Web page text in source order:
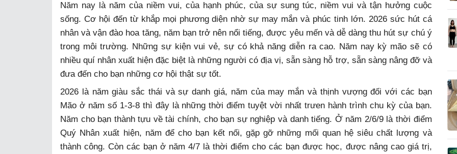
Năm nay là năm của niềm vui, của hạnh phúc, của sự sung túc, niềm vui và tận hưởng cuộc
sống. Cơ hội đến từ khắp mọi phương diện nhờ sự may mắn và phúc tinh lớn. 2026 sức hút cá
nhân và vận đào hoa tăng, năm bạn trở nên nổi tiếng, được yêu mến và dễ dàng thu hút sự chú ý
trong môi trường. Những sự kiện vui vẻ, sự có khả năng diễn ra cao. Năm nay kỳ mão sẽ có
nhiều quí nhân xuất hiện đặc biệt là những người có địa vị, sẵn sàng hỗ trợ, sẵn sàng nâng đỡ và
đưa đến cho bạn những cơ hội thật sự tốt.
2026 là năm giàu sắc thái và sự danh giá, năm của may mắn và thịnh vượng đối với các bạn
Mão ở năm số 1-3-8 thì đây là những thời điểm tuyệt vời nhất trưen hành trình chu kỳ của bạn.
Năm cho bạn thành tựu về tài chính, cho bạn sự nghiệp và danh tiếng. Ở năm 2/6/9 là thời điểm
Quý Nhân xuất hiện, năm để cho bạn kết nối, gặp gỡ những mối quan hệ siêu chất lượng và
thành công. Còn các bạn ở năm 4/7 là thời điểm cho các bạn được học, được nâng cao giá trị,